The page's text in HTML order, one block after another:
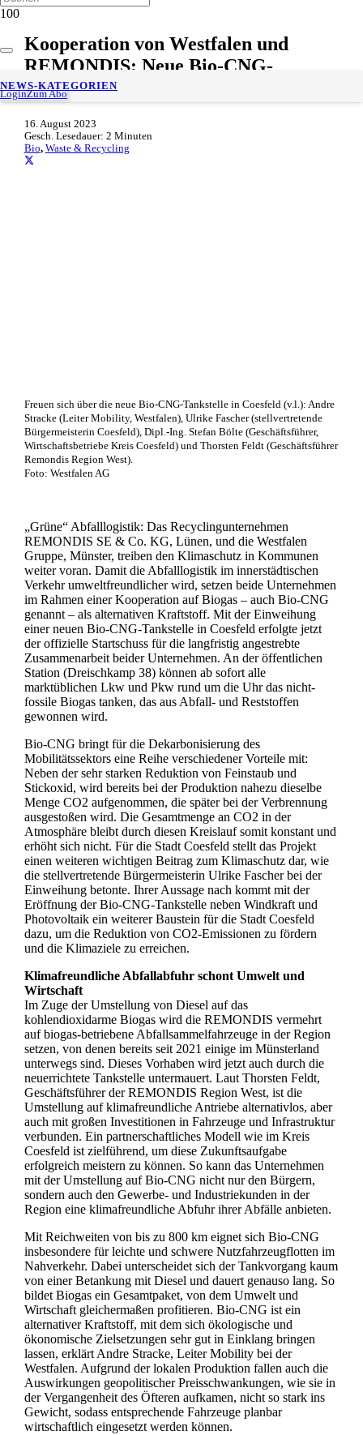
LoginZum Abo
NEWS-KATEGORIEN
Kooperation von Westfalen und
REMONDIS: Neue Bio-CNG-
Tankstelle in Coesfeld
16. August 2023
Gesch. Lesedauer: 2 Minuten
Bio, Waste & Recycling
Freuen sich über die neue Bio-CNG-Tankstelle in Coesfeld (v.l.): Andre
Stracke (Leiter Mobility, Westfalen), Ulrike Fascher (stellvertretende
Bürgermeisterin Coesfeld), Dipl.-Ing. Stefan Bölte (Geschäftsführer,
Wirtschaftsbetriebe Kreis Coesfeld) und Thorsten Feldt (Geschäftsführer
Remondis Region West).
Foto: Westfalen AG
„Grüne“ Abfalllogistik: Das Recyclingunternehmen
REMONDIS SE & Co. KG, Lünen, und die Westfalen
Gruppe, Münster, treiben den Klimaschutz in Kommunen
weiter voran. Damit die Abfalllogistik im innerstädtischen
Verkehr umweltfreundlicher wird, setzen beide Unternehmen
im Rahmen einer Kooperation auf Biogas – auch Bio-CNG
genannt – als alternativen Kraftstoff. Mit der Einweihung
einer neuen Bio-CNG-Tankstelle in Coesfeld erfolgte jetzt
der offizielle Startschuss für die langfristig angestrebte
Zusammenarbeit beider Unternehmen. An der öffentlichen
Station (Dreischkamp 38) können ab sofort alle
marktüblichen Lkw und Pkw rund um die Uhr das nicht-
fossile Biogas tanken, das aus Abfall- und Reststoffen
gewonnen wird.
Bio-CNG bringt für die Dekarbonisierung des
Mobilitätssektors eine Reihe verschiedener Vorteile mit:
Neben der sehr starken Reduktion von Feinstaub und
Stickoxid, wird bereits bei der Produktion nahezu dieselbe
Menge CO2 aufgenommen, die später bei der Verbrennung
ausgestoßen wird. Die Gesamtmenge an CO2 in der
Atmosphäre bleibt durch diesen Kreislauf somit konstant und
erhöht sich nicht. Für die Stadt Coesfeld stellt das Projekt
einen weiteren wichtigen Beitrag zum Klimaschutz dar, wie
die stellvertretende Bürgermeisterin Ulrike Fascher bei der
Einweihung betonte. Ihrer Aussage nach kommt mit der
Eröffnung der Bio-CNG-Tankstelle neben Windkraft und
Photovoltaik ein weiterer Baustein für die Stadt Coesfeld
dazu, um die Reduktion von CO2-Emissionen zu fördern
und die Klimaziele zu erreichen.
Klimafreundliche Abfallabfuhr schont Umwelt und
Wirtschaft
Im Zuge der Umstellung von Diesel auf das
kohlendioxidarme Biogas wird die REMONDIS vermehrt
auf biogas-betriebene Abfallsammelfahrzeuge in der Region
setzen, von denen bereits seit 2021 einige im Münsterland
unterwegs sind. Dieses Vorhaben wird jetzt auch durch die
neuerrichtete Tankstelle untermauert. Laut Thorsten Feldt,
Geschäftsführer der REMONDIS Region West, ist die
Umstellung auf klimafreundliche Antriebe alternativlos, aber
auch mit großen Investitionen in Fahrzeuge und Infrastruktur
verbunden. Ein partnerschaftliches Modell wie im Kreis
Coesfeld ist zielführend, um diese Zukunftsaufgabe
erfolgreich meistern zu können. So kann das Unternehmen
mit der Umstellung auf Bio-CNG nicht nur den Bürgern,
sondern auch den Gewerbe- und Industriekunden in der
Region eine klimafreundliche Abfuhr ihrer Abfälle anbieten.
Mit Reichweiten von bis zu 800 km eignet sich Bio-CNG
insbesondere für leichte und schwere Nutzfahrzeugflotten im
Nahverkehr. Dabei unterscheidet sich der Tankvorgang kaum
von einer Betankung mit Diesel und dauert genauso lang. So
bildet Biogas ein Gesamtpaket, von dem Umwelt und
Wirtschaft gleichermaßen profitieren. Bio-CNG ist ein
alternativer Kraftstoff, mit dem sich ökologische und
ökonomische Zielsetzungen sehr gut in Einklang bringen
lassen, erklärt Andre Stracke, Leiter Mobility bei der
Westfalen. Aufgrund der lokalen Produktion fallen auch die
Auswirkungen geopolitischer Preisschwankungen, wie sie in
der Vergangenheit des Öfteren aufkamen, nicht so stark ins
Gewicht, sodass entsprechende Fahrzeuge planbar
wirtschaftlich eingesetzt werden können.